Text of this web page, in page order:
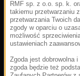
RMF sp. z o.o. sp. k.
takiemu przetwarzaniu
przetwarzania Twoich
zgody w oparciu o
możliwość
ustawieniach
Zgoda jest dobrowolna
zgoda będzie też